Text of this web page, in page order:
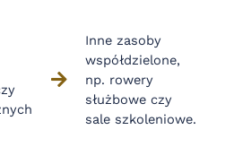
Inne zasoby
współdzielone,
np. rowery
służbowe czy
sale szkoleniowe.